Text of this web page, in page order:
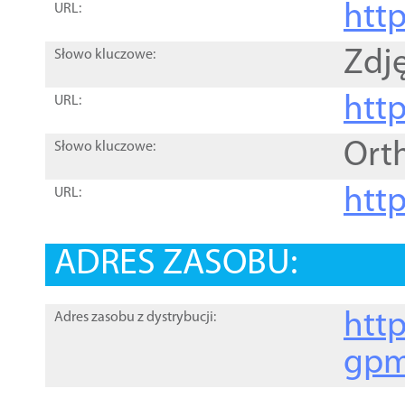
URL:
Słowo kluczowe:
URL:
Słowo kluczowe:
URL:
ADRES ZASOBU:
Adres zasobu z dystrybucji: